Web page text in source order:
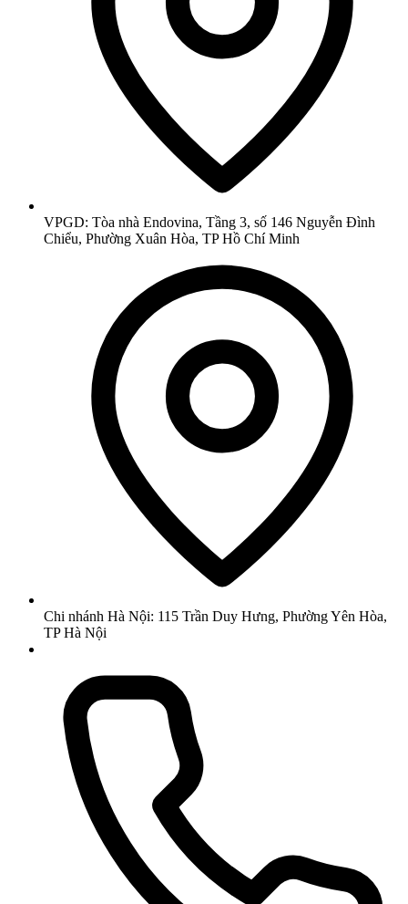
VPGD: Tòa nhà Endovina, Tầng 3, số 146 Nguyễn Đình
Chiểu, Phường Xuân Hòa, TP Hồ Chí Minh
Chi nhánh Hà Nội: 115 Trần Duy Hưng, Phường Yên Hòa,
TP Hà Nội